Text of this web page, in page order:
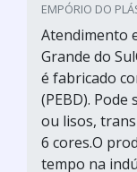
EMPÓRIO DO
Atendimento
Grande do
é fabricado
(PEBD).
ou lisos,
6 cores.O
tempo na